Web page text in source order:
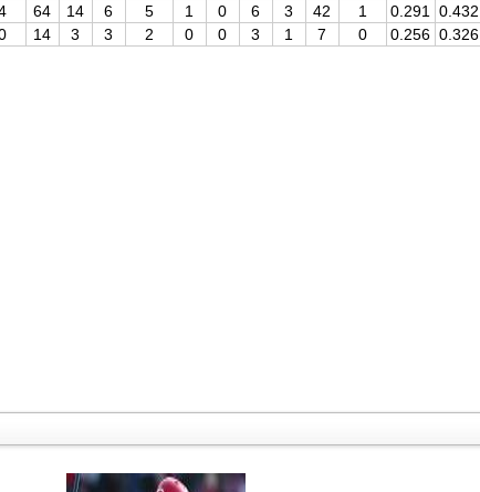
64 14 6 5 1 0 6 3 42 1 0.291 0.432
14 3 3 2 0 0 3 1 7 0 0.256 0.326